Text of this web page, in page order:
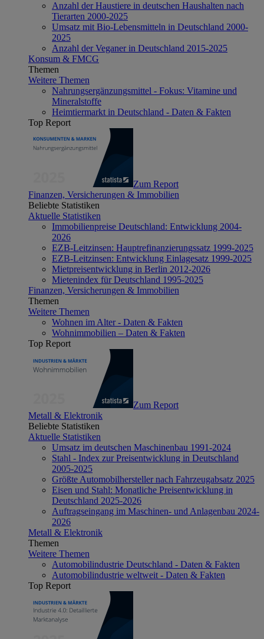
Anzahl der Haustiere in deutschen Haushalten nach
Tierarten 2000-2025
Umsatz mit Bio-Lebensmitteln in Deutschland 2000-
2025
Anzahl der Veganer in Deutschland 2015-2025
Konsum & FMCG
Themen
Weitere Themen
Nahrungsergänzungsmittel - Fokus: Vitamine und
Mineralstoffe
Heimtiermarkt in Deutschland - Daten & Fakten
Top Report
Zum Report
Finanzen, Versicherungen & Immobilien
Beliebte Statistiken
Aktuelle Statistiken
Immobilienpreise Deutschland: Entwicklung 2004-
2026
EZB-Leitzinsen: Hauptrefinanzierungssatz 1999-2025
EZB-Leitzinsen: Entwicklung Einlagesatz 1999-2025
Mietpreisentwicklung in Berlin 2012-2026
Mietenindex für Deutschland 1995-2025
Finanzen, Versicherungen & Immobilien
Themen
Weitere Themen
Wohnen im Alter - Daten & Fakten
Wohnimmobilien – Daten & Fakten
Top Report
Zum Report
Metall & Elektronik
Beliebte Statistiken
Aktuelle Statistiken
Umsatz im deutschen Maschinenbau 1991-2024
Stahl - Index zur Preisentwicklung in Deutschland
2005-2025
Größte Automobilhersteller nach Fahrzeugabsatz 2025
Eisen und Stahl: Monatliche Preisentwicklung in
Deutschland 2025-2026
Auftragseingang im Maschinen- und Anlagenbau 2024-
2026
Metall & Elektronik
Themen
Weitere Themen
Automobilindustrie Deutschland - Daten & Fakten
Automobilindustrie weltweit - Daten & Fakten
Top Report